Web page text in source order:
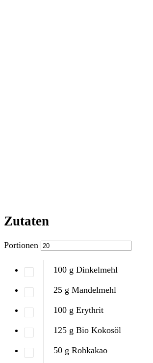
Zutaten
Portionen
100 g Dinkelmehl
25 g Mandelmehl
100 g Erythrit
125 g Bio Kokosöl
50 g Rohkakao